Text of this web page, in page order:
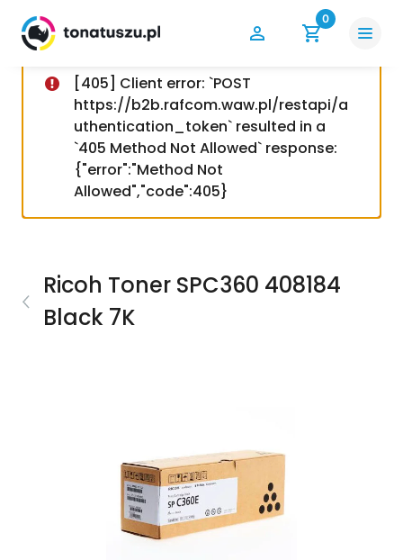
0
[405] Client error: `POST
https://b2b.rafcom.waw.pl/restapi/a
uthentication_token` resulted in a
`405 Method Not Allowed` response:
{"error":"Method Not
Allowed","code":405}
Ricoh Toner SPC360 408184
Black 7K